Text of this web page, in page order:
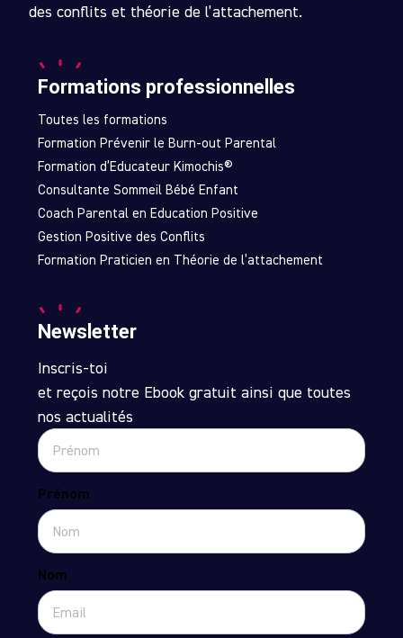
des conflits et théorie de l’attachement.
Formations professionnelles
Toutes les formations
Formation Prévenir le Burn-out Parental
Formation d’Educateur Kimochis®
Consultante Sommeil Bébé Enfant
Coach Parental en Education Positive
Gestion Positive des Conflits
Formation Praticien en Théorie de l’attachement
Newsletter
Inscris-toi
et reçois notre Ebook gratuit ainsi que toutes
nos actualités
Prénom
Nom